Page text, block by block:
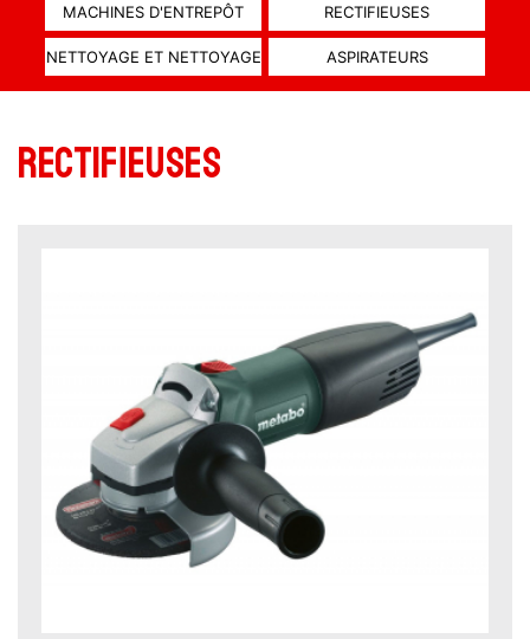
MACHINES D'ENTREPÔT RECTIFIEUSES
NETTOYAGE ET NETTOYAGE ASPIRATEURS
Rectifieuses